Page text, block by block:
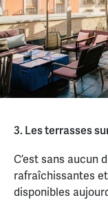
3. Les terrasses
C’est sans aucun
rafraîchissantes
disponibles